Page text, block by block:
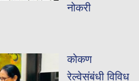
नोकरी
कोकण
रेल्वेसंबंधी विविध